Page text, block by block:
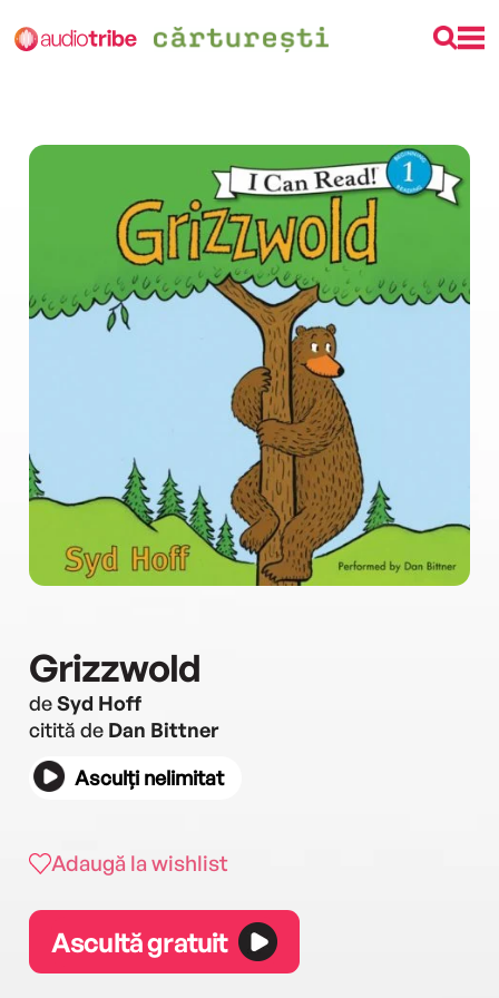
Grizzwold
deSyd Hoff
citită de Dan Bittner
Asculți nelimitat
Adaugă la wishlist
Ascultă gratuit